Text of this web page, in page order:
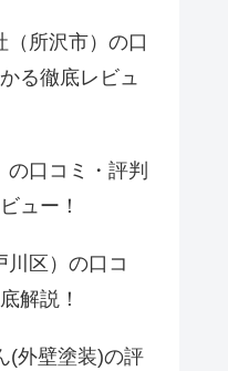
（所沢市）の口
る徹底レビュ
口コミ・評判
ュー！
川区）の口コ
解説！
(外壁塗装)の評